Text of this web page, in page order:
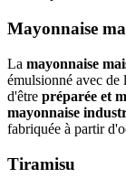
Mayonnaise
La mayonnaise
émulsionné avec
d'être préparée et
mayonnaise
fabriquée à partir
Tiramisu